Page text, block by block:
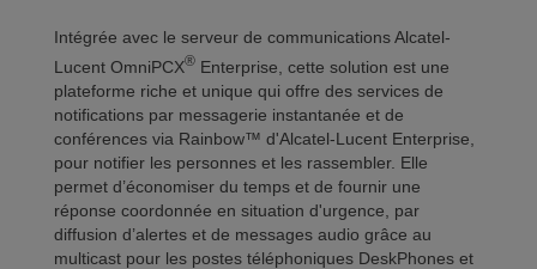
Intégrée avec le serveur de communications Alcatel-
Lucent OmniPCX® Enterprise, cette solution est une
plateforme riche et unique qui offre des services de
notifications par messagerie instantanée et de
conférences via Rainbow™ d'Alcatel-Lucent Enterprise,
pour notifier les personnes et les rassembler. Elle
permet d’économiser du temps et de fournir une
réponse coordonnée en situation d'urgence, par
diffusion d’alertes et de messages audio grâce au
multicast pour les postes téléphoniques DeskPhones et